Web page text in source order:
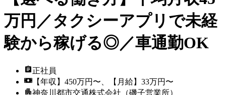
万円／タクシーアプリで未経
験から稼げる◎／車通勤OK
正社員
【年収】450万円〜、【月給】33万円〜
神奈川都市交通株式会社（磯子営業所）